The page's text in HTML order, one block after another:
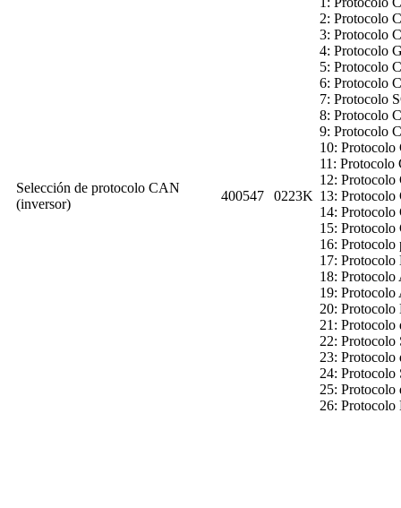
Selección de protocolo CAN
(inversor)
400547 0223K
2: Protocolo
3: Protocolo
4: Protocolo
5: Protocolo
6: Protocolo
7: Protocolo
8: Protocolo
9: Protocolo
10:
11:
12:
13:
14:
15:
16: Protocolo
17: Protocolo
18: Protocolo
19: Protocolo
20: Protocolo
21: Protocolo
22: Protocolo
23: Protocolo
24: Protocolo
25: Protocolo
26: Protocolo